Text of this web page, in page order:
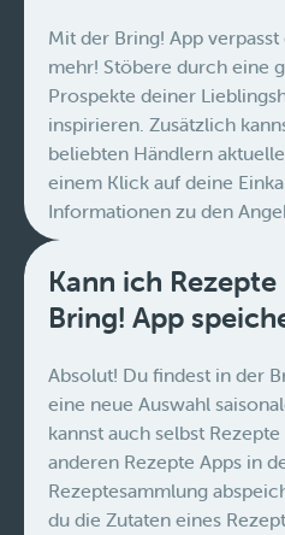
Mit der Bring! App
mehr! Stöbere durch eine
Prospekte deiner
inspirieren. Zusätzlich
beliebten Händlern
einem Klick auf deine
Informationen zu den
Kann ich
Bring! App
Absolut! Du findest in der
eine neue Auswahl
kannst auch selbst
anderen Rezepte Apps in
Rezeptesammlung
du die Zutaten eines